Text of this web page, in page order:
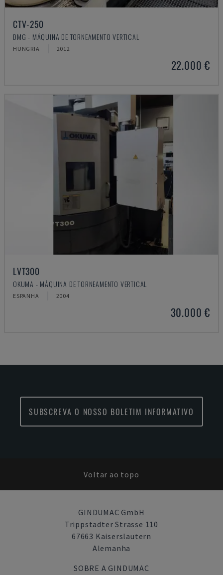
CTV-250
DMG - MÁQUINA DE TORNEAMENTO VERTICAL
HUNGRIA 2012
22.000 €
LVT300
OKUMA - MÁQUINA DE TORNEAMENTO VERTICAL
ESPANHA 2004
30.000 €
SUBSCREVA O NOSSO BOLETIM INFORMATIVO
Voltar ao topo
GINDUMAC GmbH
Trippstadter Strasse 110
67663 Kaiserslautern
Alemanha
SOBRE A GINDUMAC